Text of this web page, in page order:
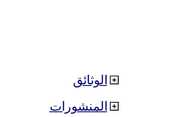
الوثائق
المنشورات